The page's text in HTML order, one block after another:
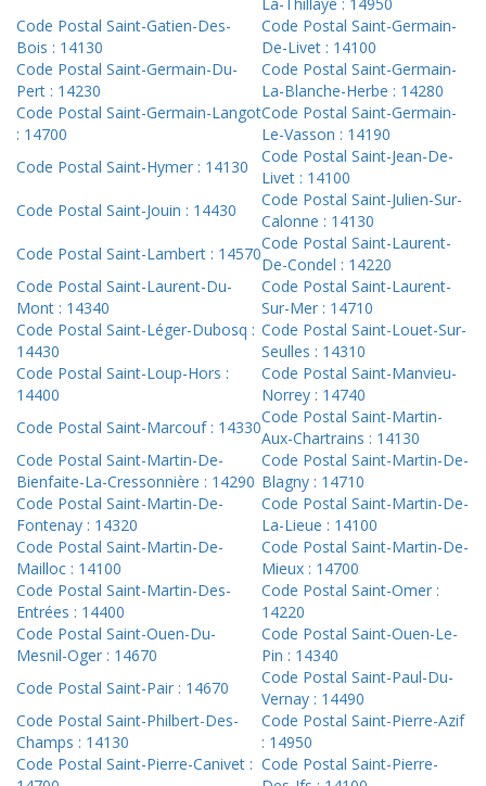
La-Thillaye : 14950
Code Postal Saint-Gatien-Des-
Bois : 14130
Code Postal Saint-Germain-
De-Livet : 14100
Code Postal Saint-Germain-Du-
Pert : 14230
Code Postal Saint-Germain-
La-Blanche-Herbe : 14280
Code Postal Saint-Germain-Langot
: 14700
Code Postal Saint-Germain-
Le-Vasson : 14190
Code Postal Saint-Hymer : 14130
Code Postal Saint-Jean-De-
Livet : 14100
Code Postal Saint-Jouin : 14430
Code Postal Saint-Julien-Sur-
Calonne : 14130
Code Postal Saint-Lambert : 14570
Code Postal Saint-Laurent-
De-Condel : 14220
Code Postal Saint-Laurent-Du-
Mont : 14340
Code Postal Saint-Laurent-
Sur-Mer : 14710
Code Postal Saint-Léger-Dubosq :
14430
Code Postal Saint-Louet-Sur-
Seulles : 14310
Code Postal Saint-Loup-Hors :
14400
Code Postal Saint-Manvieu-
Norrey : 14740
Code Postal Saint-Marcouf : 14330
Code Postal Saint-Martin-
Aux-Chartrains : 14130
Code Postal Saint-Martin-De-
Bienfaite-La-Cressonnière : 14290
Code Postal Saint-Martin-De-
Blagny : 14710
Code Postal Saint-Martin-De-
Fontenay : 14320
Code Postal Saint-Martin-De-
La-Lieue : 14100
Code Postal Saint-Martin-De-
Mailloc : 14100
Code Postal Saint-Martin-De-
Mieux : 14700
Code Postal Saint-Martin-Des-
Entrées : 14400
Code Postal Saint-Omer :
14220
Code Postal Saint-Ouen-Du-
Mesnil-Oger : 14670
Code Postal Saint-Ouen-Le-
Pin : 14340
Code Postal Saint-Pair : 14670
Code Postal Saint-Paul-Du-
Vernay : 14490
Code Postal Saint-Philbert-Des-
Champs : 14130
Code Postal Saint-Pierre-Azif
: 14950
Code Postal Saint-Pierre-Canivet : Code Postal Saint-Pierre-